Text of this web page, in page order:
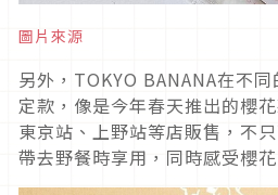
圖片來源
另外，TOKYO BANANA在不
定款，像是今年春天推出的櫻
東京站、上野站等店販售，不
帶去野餐時享用，同時感受櫻